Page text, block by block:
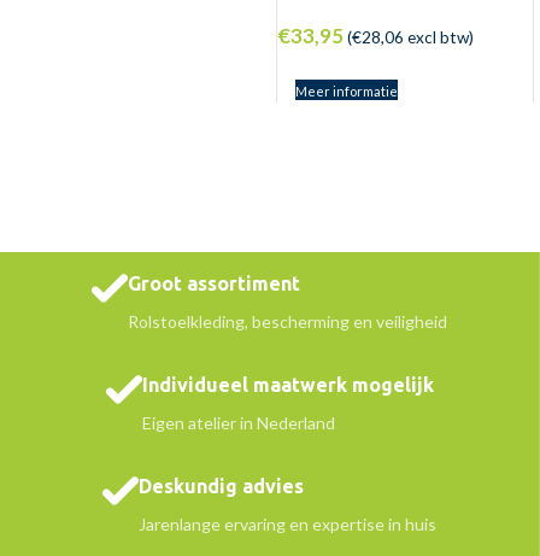
€33,95(€28,06 excl btw)
Meer informatie
Groot assortiment
Rolstoelkleding, bescherming en veiligheid
Individueel maatwerk mogelijk
Eigen atelier in Nederland
Deskundig advies
Jarenlange ervaring en expertise in huis